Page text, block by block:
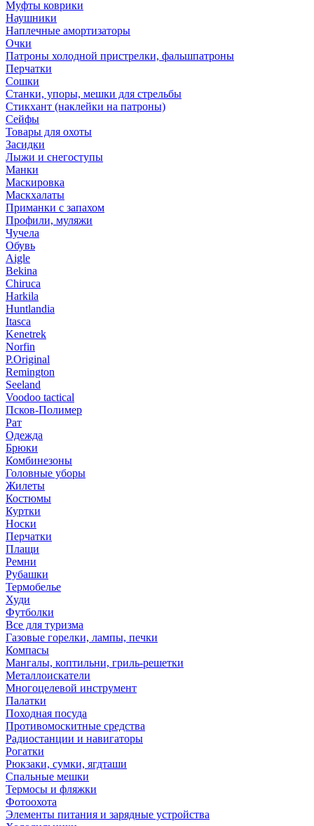
Муфты коврики
Наушники
Наплечные амортизаторы
Очки
Патроны холодной пристрелки, фальшпатроны
Перчатки
Сошки
Станки, упоры, мешки для стрельбы
Стикхант (наклейки на патроны)
Сейфы
Товары для охоты
Засидки
Лыжи и снегоступы
Манки
Маскировка
Маскхалаты
Приманки с запахом
Профили, муляжи
Чучела
Обувь
Aigle
Bekina
Chiruсa
Harkila
Huntlandia
Itasca
Kenetrek
Norfin
P.Original
Remington
Seeland
Voodoo tactical
Псков-Полимер
Рат
Одежда
Брюки
Комбинезоны
Головные уборы
Жилеты
Костюмы
Куртки
Носки
Перчатки
Плащи
Ремни
Рубашки
Термобелье
Худи
Футболки
Все для туризма
Газовые горелки, лампы, печки
Компасы
Мангалы, коптильни, гриль-решетки
Металлоискатели
Многоцелевой инструмент
Палатки
Походная посуда
Противомоскитные средства
Радиостанции и навигаторы
Рогатки
Рюкзаки, сумки, ягдташи
Спальные мешки
Термосы и фляжки
Фотоохота
Элементы питания и зарядные устройства